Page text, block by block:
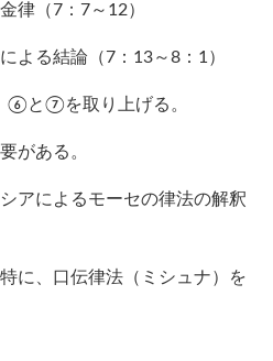
：7～12）
論（7：13～8：1）
⑦を取り上げる。
ある。
によるモーセの律法の解釈
伝律法（ミシュナ）を